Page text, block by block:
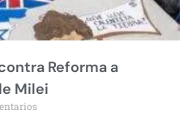
Reforma a
Milei